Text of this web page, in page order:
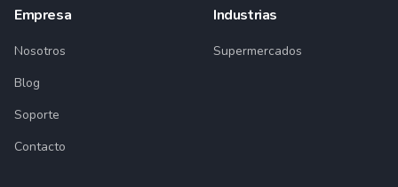
Empresa
Nosotros
Blog
Soporte
Contacto
Industrias
Supermercados